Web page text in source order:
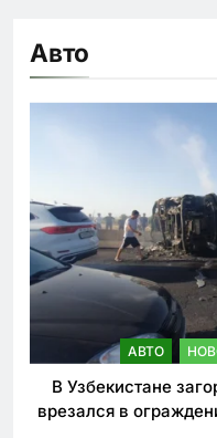
Авто
АВТО
В Узбекистане
врезался в